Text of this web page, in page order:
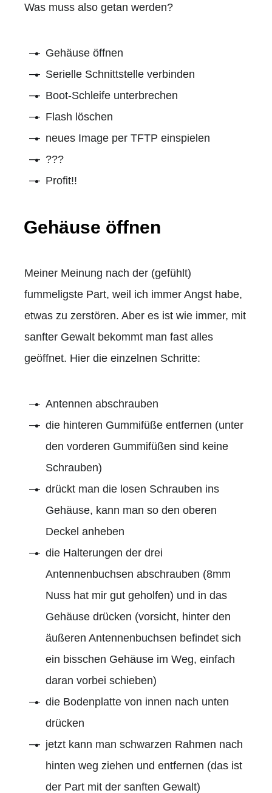
Was muss also getan werden?
Gehäuse öffnen
Serielle Schnittstelle verbinden
Boot-Schleife unterbrechen
Flash löschen
neues Image per TFTP einspielen
???
Profit!!
Gehäuse öffnen
Meiner Meinung nach der (gefühlt)
fummeligste Part, weil ich immer Angst habe,
etwas zu zerstören. Aber es ist wie immer, mit
sanfter Gewalt bekommt man fast alles
geöffnet. Hier die einzelnen Schritte:
Antennen abschrauben
die hinteren Gummifüße entfernen (unter
den vorderen Gummifüßen sind keine
Schrauben)
drückt man die losen Schrauben ins
Gehäuse, kann man so den oberen
Deckel anheben
die Halterungen der drei
Antennenbuchsen abschrauben (8mm
Nuss hat mir gut geholfen) und in das
Gehäuse drücken (vorsicht, hinter den
äußeren Antennenbuchsen befindet sich
ein bisschen Gehäuse im Weg, einfach
daran vorbei schieben)
die Bodenplatte von innen nach unten
drücken
jetzt kann man schwarzen Rahmen nach
hinten weg ziehen und entfernen (das ist
der Part mit der sanften Gewalt)